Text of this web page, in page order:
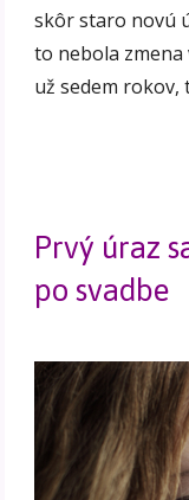
skôr staro novú
to nebola zmena
už sedem
Prvý úraz
po svadbe